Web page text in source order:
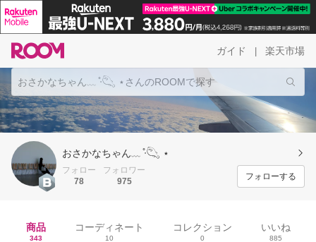
ガイド 楽天市場
おさかなちゃん﹏ ̊ᐧ𓆡 ⋆
フォロー
78
フォロワー
975
フォローする
商品
343
コーディネート
10
コレクション
0
いいね
885